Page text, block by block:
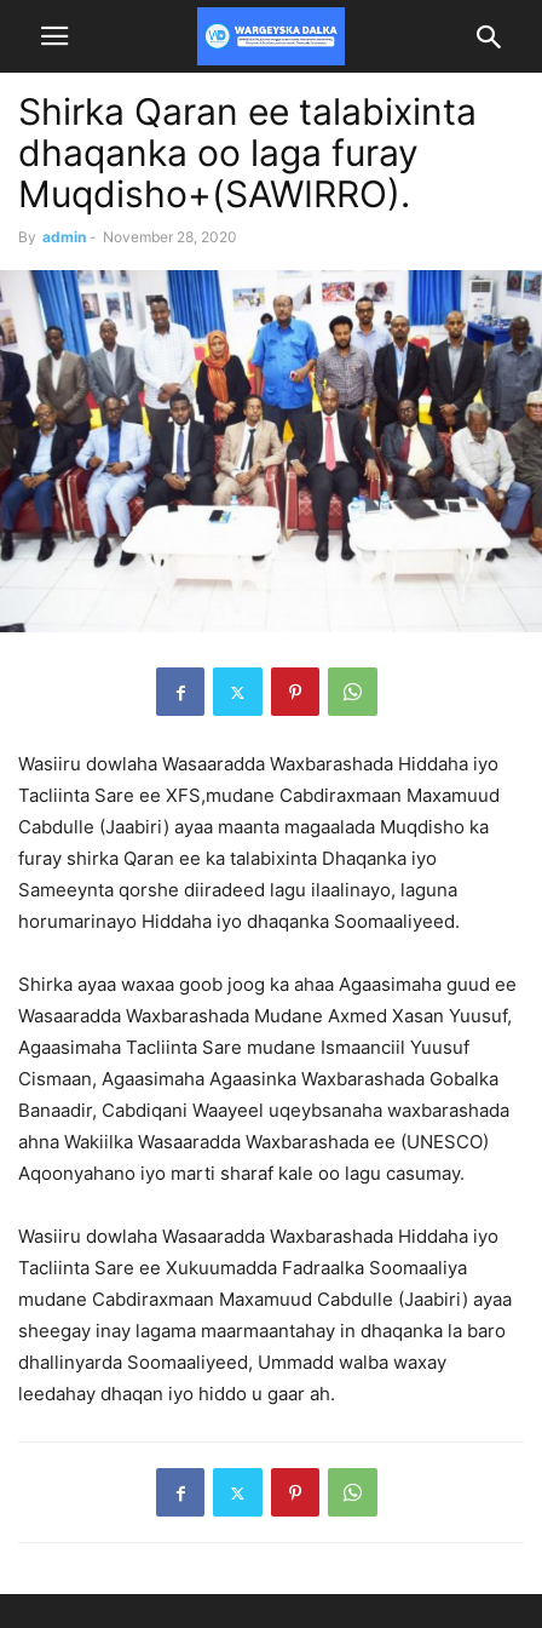
Shirka Qaran ee talabixinta
dhaqanka oo laga furay
Muqdisho+(SAWIRRO).
By admin - November 28, 2020
Wasiiru dowlaha Wasaaradda Waxbarashada Hiddaha iyo
Tacliinta Sare ee XFS,mudane Cabdiraxmaan Maxamuud
Cabdulle (Jaabiri) ayaa maanta magaalada Muqdisho ka
furay shirka Qaran ee ka talabixinta Dhaqanka iyo
Sameeynta qorshe diiradeed lagu ilaalinayo, laguna
horumarinayo Hiddaha iyo dhaqanka Soomaaliyeed.
Shirka ayaa waxaa goob joog ka ahaa Agaasimaha guud ee
Wasaaradda Waxbarashada Mudane Axmed Xasan Yuusuf,
Agaasimaha Tacliinta Sare mudane Ismaanciil Yuusuf
Cismaan, Agaasimaha Agaasinka Waxbarashada Gobalka
Banaadir, Cabdiqani Waayeel uqeybsanaha waxbarashada
ahna Wakiilka Wasaaradda Waxbarashada ee (UNESCO)
Aqoonyahano iyo marti sharaf kale oo lagu casumay.
Wasiiru dowlaha Wasaaradda Waxbarashada Hiddaha iyo
Tacliinta Sare ee Xukuumadda Fadraalka Soomaaliya
mudane Cabdiraxmaan Maxamuud Cabdulle (Jaabiri) ayaa
sheegay inay lagama maarmaantahay in dhaqanka la baro
dhallinyarda Soomaaliyeed, Ummadd walba waxay
leedahay dhaqan iyo hiddo u gaar ah.